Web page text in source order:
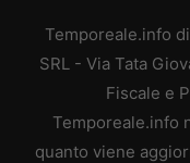
Temporeale.info
SRL - Via Tata
Fiscale e
Temporeale.info
quanto viene